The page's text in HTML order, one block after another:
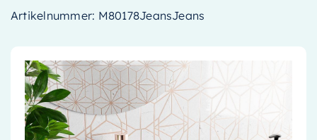
Douche
Baden
Radiatoren
Accessoires
Artikelnummer: M80178JeansJeans